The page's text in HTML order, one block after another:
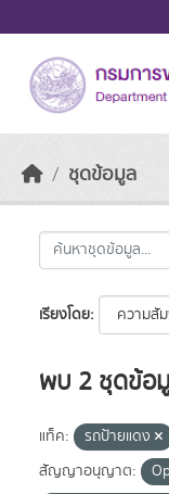
ชุดข้อมูล
เรียงโดย
พบ 2 ชุดข้อ
แท็ค: รถป้ายแดง
สัญญาอนุญาต: